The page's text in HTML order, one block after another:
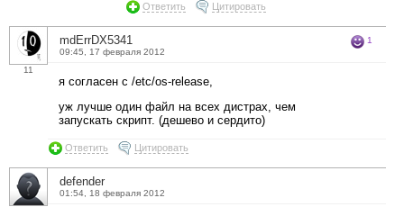
Ответить Цитировать
11
mdErrDX5341
09:45, 17 февраля 2012
1
я согласен с /etc/os-release,
уж лучше один файл на всех дистрах, чем
запускать скрипт. (дешево и сердито)
Ответить Цитировать
defender
01:54, 18 февраля 2012